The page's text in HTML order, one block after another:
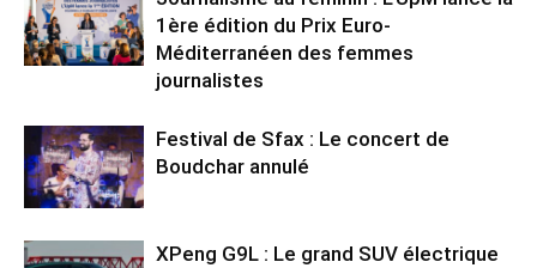
1ère édition du Prix Euro-
Méditerranéen des femmes
journalistes
Festival de Sfax : Le concert de
Boudchar annulé
XPeng G9L : Le grand SUV électrique